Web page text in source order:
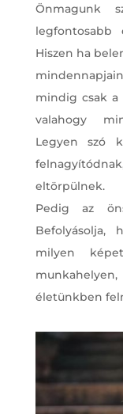
Önmagunk
legfontosabb
Hiszen ha
mindig csak a
valahogy
Legyen szó
eltörpülnek.
Pedig az
Befolyásolja,
milyen
életünkben